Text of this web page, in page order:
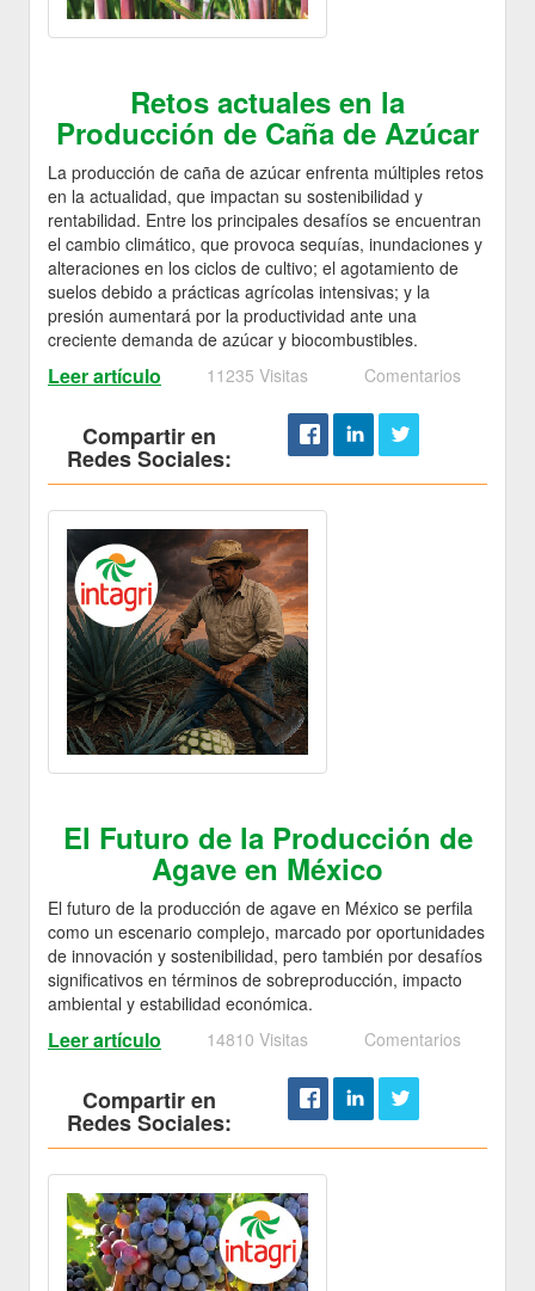
Retos actuales en la
Producción de Caña de Azúcar
La producción de caña de azúcar enfrenta múltiples retos
en la actualidad, que impactan su sostenibilidad y
rentabilidad. Entre los principales desafíos se encuentran
el cambio climático, que provoca sequías, inundaciones y
alteraciones en los ciclos de cultivo; el agotamiento de
suelos debido a prácticas agrícolas intensivas; y la
presión aumentará por la productividad ante una
creciente demanda de azúcar y biocombustibles.
Leer artículo 11235 Visitas Comentarios
Compartir en
Redes Sociales:
El Futuro de la Producción de
Agave en México
El futuro de la producción de agave en México se perfila
como un escenario complejo, marcado por oportunidades
de innovación y sostenibilidad, pero también por desafíos
significativos en términos de sobreproducción, impacto
ambiental y estabilidad económica.
Leer artículo 14810 Visitas Comentarios
Compartir en
Redes Sociales: